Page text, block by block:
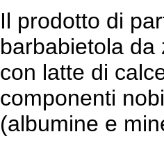
Il prodotto di
barbabietola da
con latte di
componenti
(albumine e